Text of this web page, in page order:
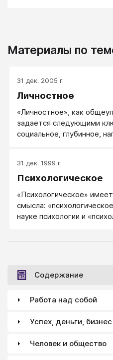
Материалы по
31 дек. 2005 г.
Личностное
«Личностное», как
задается следующими
социальное, глубинное,
31 дек. 1999 г.
Психологическое
«Психологическое»
смысла:
науке психологии и
Содержание
Работа над собой
Успех, деньги, бизнес
Человек и общество